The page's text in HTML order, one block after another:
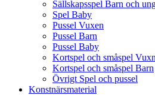
Sällskapsspel Barn och
Spel Baby
Pussel Vuxen
Pussel Barn
Pussel Baby
Kortspel och småspel
Kortspel och småspel Barn
Övrigt Spel och pussel
Konstnärsmaterial